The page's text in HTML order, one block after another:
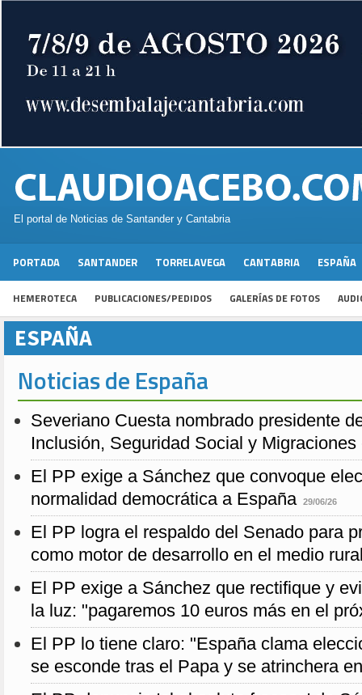
El portal de Noticias de Santander y Cantabria
PORTADA SANTANDER TORRELAVEGA CANTABRIA ESPAÑA
HEMEROTECA PUBLICACIONES/PEDIDOS GALERÍAS DE FOTOS
ESPAÑA
Noticias de España
Severiano Cuesta nombrado presidente
Inclusión, Seguridad Social y
El PP exige a Sánchez que convoque
normalidad democrática a España
29/06/26
El PP logra el respaldo del Senado para
como motor de desarrollo en el medio
El PP exige a Sánchez que rectifique y
la luz: "pagaremos 10 euros más en el
El PP lo tiene claro: "España clama
se esconde tras el Papa y se atrinchera